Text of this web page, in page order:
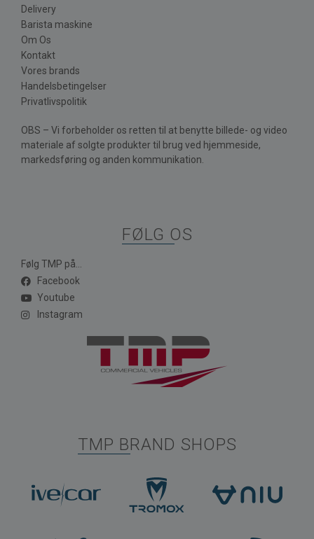
Delivery
Barista maskine
Om Os
Kontakt
Vores brands
Handelsbetingelser
Privatlivspolitik
OBS – Vi forbeholder os retten til at benytte billede- og video
materiale af solgte produkter til brug ved hjemmeside,
markedsføring og anden kommunikation.
FØLG OS
Følg TMP på...
Facebook
Youtube
Instagram
TMP BRAND SHOPS